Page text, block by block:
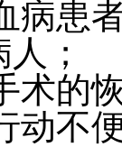
病患
；
术的
动不